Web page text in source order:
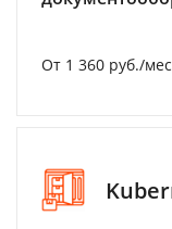
От 1 360 руб./